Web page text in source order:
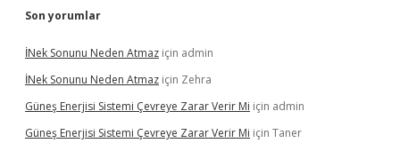
Son yorumlar
İNek Sonunu Neden Atmaz için admin
İNek Sonunu Neden Atmaz için Zehra
Güneş Enerjisi Sistemi Çevreye Zarar Verir Mi için admin
Güneş Enerjisi Sistemi Çevreye Zarar Verir Mi için Taner